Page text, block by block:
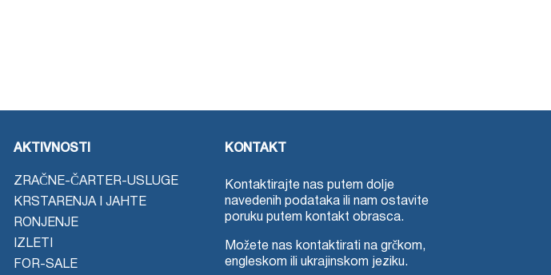
AKTIVNOSTI
ZRAČNE-ČARTER-USLUGE
KRSTARENJA I JAHTE
RONJENJE
IZLETI
FOR-SALE
KONTAKT
Kontaktirajte nas putem dolje
navedenih podataka ili nam ostavite
poruku putem kontakt obrasca.
Možete nas kontaktirati na grčkom,
engleskom ili ukrajinskom jeziku.